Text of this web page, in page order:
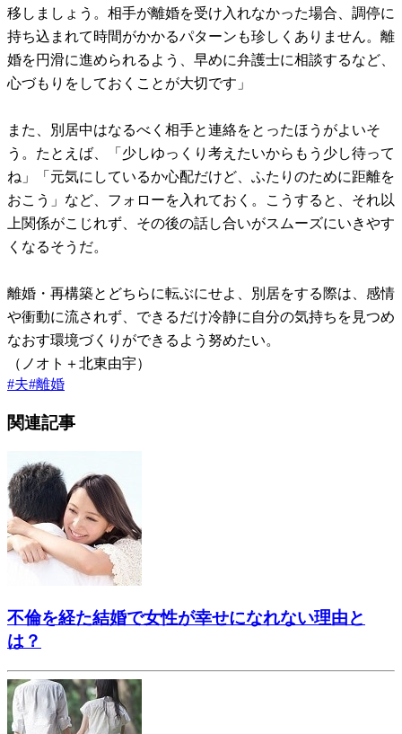
移しましょう。相手が離婚を受け入れなかった場合、調停に
持ち込まれて時間がかかるパターンも珍しくありません。離
婚を円滑に進められるよう、早めに弁護士に相談するなど、
心づもりをしておくことが大切です」
また、別居中はなるべく相手と連絡をとったほうがよいそ
う。たとえば、「少しゆっくり考えたいからもう少し待って
ね」「元気にしているか心配だけど、ふたりのために距離を
おこう」など、フォローを入れておく。こうすると、それ以
上関係がこじれず、その後の話し合いがスムーズにいきやす
くなるそうだ。
離婚・再構築とどちらに転ぶにせよ、別居をする際は、感情
や衝動に流されず、できるだけ冷静に自分の気持ちを見つめ
なおす環境づくりができるよう努めたい。
（ノオト＋北東由宇）
#夫#離婚
関連記事
不倫を経た結婚で女性が幸せになれない理由と
は？